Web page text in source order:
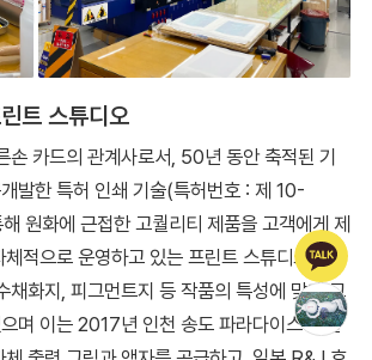
트 스튜디오
손 카드의 관계사로서, 50년 동안 축적된 기
발한 특허 인쇄 기술(특허번호 : 제 10-
원화에 근접한 고퀄리티 제품을 고객에게 제
적으로 운영하고 있는 프린트 스튜디오에서
채화지, 피그먼트지 등 작품의 특성에 맞게 그
며 이는 2017년 인천 송도 파라다이스 호텔